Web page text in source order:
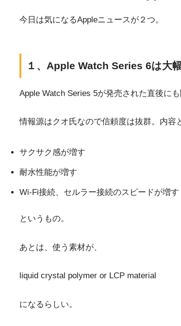
今日は気になるAppleニュースが２つ。
１、Apple Watch Series 6は大
Apple Watch Series 5が発売された直後に
情報源はクオ氏なので信頼度は抜群。内容
サクサク感が増す
耐水性能が増す
Wi-Fi接続、セルラー接続のスピードが増す
というもの。
あとは、使う素材が、
liquid crystal polymer or LCP material
になるらしい。